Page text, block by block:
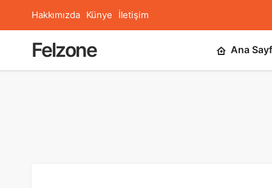
Hakkımızda Künye İletişim
Felzone Ana